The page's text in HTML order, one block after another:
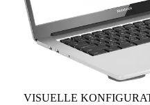
VISUELLE